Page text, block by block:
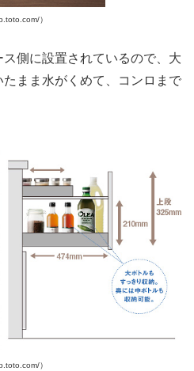
）
側に設置されているので、大
まま水がくめて、コンロまで
）